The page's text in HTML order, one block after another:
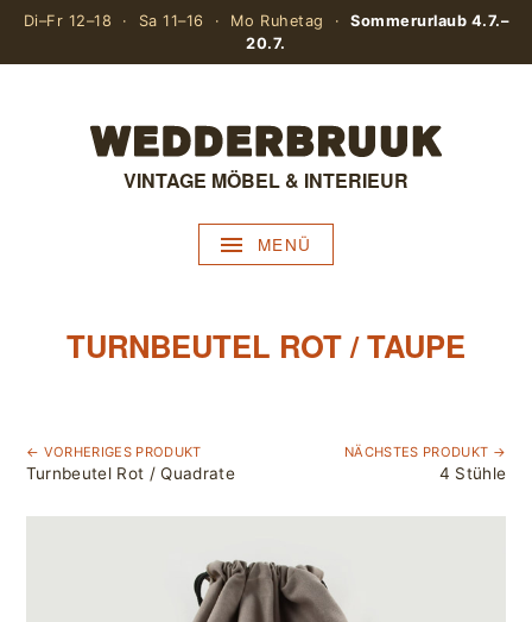
Di–Fr 12–18 · Sa 11–16 · Mo Ruhetag ·Sommerurlaub 4.7.–
20.7.
VINTAGE MÖBEL & INTERIEUR
MENÜ
TURNBEUTEL ROT / TAUPE
← VORHERIGES PRODUKT
Turnbeutel Rot / Quadrate
NÄCHSTES PRODUKT →
4 Stühle